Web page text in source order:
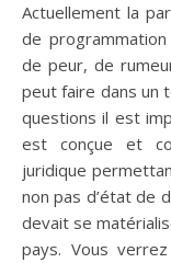
Actuellement la partie consacrée aux réquisitions de la loi
de
de peur, de
peut faire dans un
questions il est
est conçue et
juridique
non pas d’état de
devait se
pays. Vous